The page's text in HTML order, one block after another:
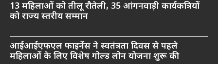
13 महिलाओं को तीलू रौतेली, 35 आंगनवाड़ी कार्यकत्रियों
को राज्य स्तरीय सम्मान
आईआईएफएल फाइनेंस ने स्वतंत्रता दिवस से पहले
महिलाओं के लिए विशेष गोल्ड लोन योजना शुरू की